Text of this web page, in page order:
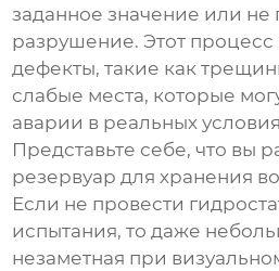
заданное значение или не
разрушение. Этот процесс
дефекты, такие как
слабые места, которые
аварии в реальных
Представьте себе, что вы
резервуар для хранения
Если не провести
испытания, то даже
незаметная при